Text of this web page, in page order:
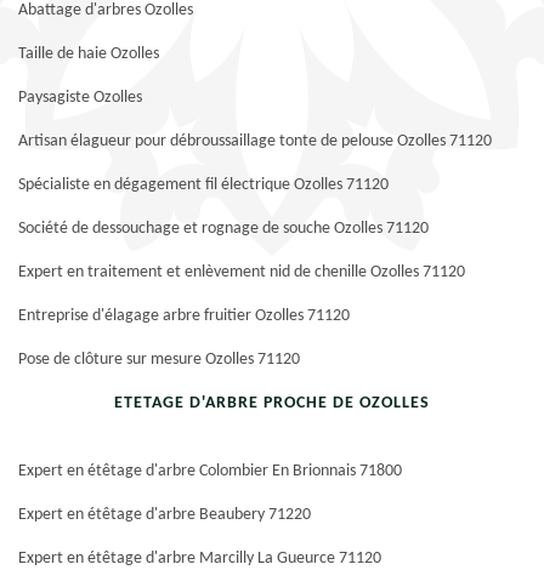
Abattage d'arbres Ozolles
Taille de haie Ozolles
Paysagiste Ozolles
Artisan élagueur pour débroussaillage tonte de pelouse Ozolles 71120
Spécialiste en dégagement fil électrique Ozolles 71120
Société de dessouchage et rognage de souche Ozolles 71120
Expert en traitement et enlèvement nid de chenille Ozolles 71120
Entreprise d'élagage arbre fruitier Ozolles 71120
Pose de clôture sur mesure Ozolles 71120
ETETAGE D'ARBRE PROCHE DE OZOLLES
Expert en étêtage d'arbre Colombier En Brionnais 71800
Expert en étêtage d'arbre Beaubery 71220
Expert en étêtage d'arbre Marcilly La Gueurce 71120